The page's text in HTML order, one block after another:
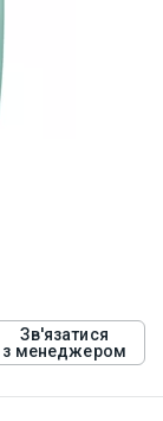
Зв'язатися
з менеджером